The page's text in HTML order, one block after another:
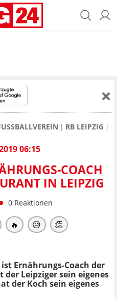
RB LEIPZIG
06:15
COACH
IN LEIPZIG
0 Reaktionen
🔥 😥 👏
Ernährungs-Coach der
Leipziger sein eigenes
der Koch sein eigenes